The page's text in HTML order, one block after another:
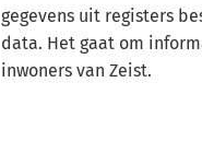
gegevens uit registers
data. Het gaat om
inwoners van Zeist.